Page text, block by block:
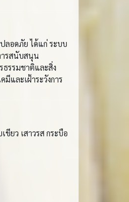
ลอดภัย ได้แก่ ระบบ
ารสนับสนุน
รรมชาติและสิ่ง
และเฝ้าระวังการ
ยว เสาวรส กระบือ